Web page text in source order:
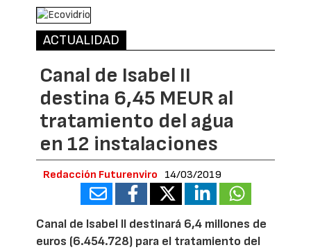
ACTUALIDAD
Canal de Isabel II
destina 6,45 MEUR al
tratamiento del agua
en 12 instalaciones
Redacción Futurenviro 14/03/2019
Canal de Isabel II destinará 6,4 millones de
euros (6.454.728) para el tratamiento del